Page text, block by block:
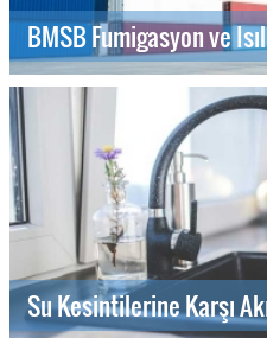
BMSB Fumigasyon ve
Su Kesintilerine Karşı